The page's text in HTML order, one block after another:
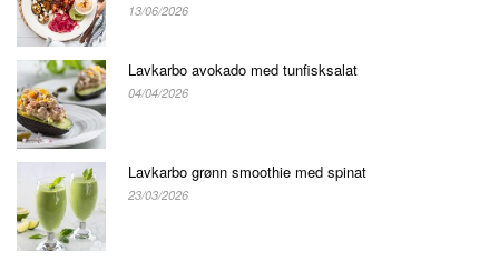
13/06/2026
Lavkarbo avokado med tunfisksalat
04/04/2026
Lavkarbo grønn smoothie med spinat
23/03/2026